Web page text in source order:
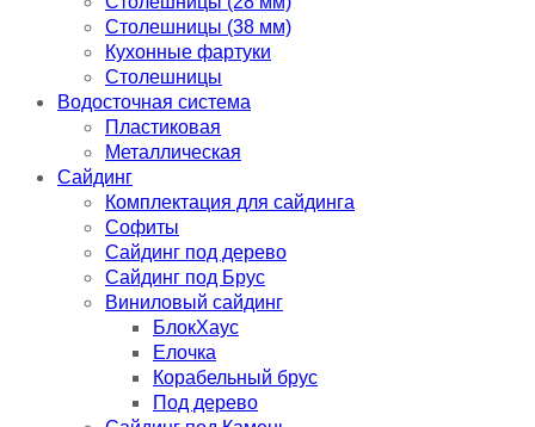
Столешницы (38 мм)
Кухонные фартуки
Столешницы
Водосточная система
Пластиковая
Металлическая
Сайдинг
Комплектация для сайдинга
Софиты
Сайдинг под дерево
Сайдинг под Брус
Виниловый сайдинг
БлокХаус
Елочка
Корабельный брус
Под дерево